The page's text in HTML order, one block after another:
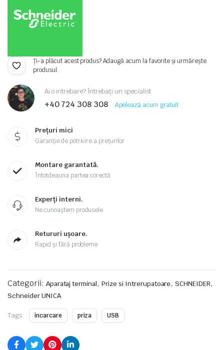
Ți-a plăcut acest produs? Adaugă acum la favorite și urmărește
produsul.
Ai o intrebare? Întrebați un specialist
+40 724 308 308 Apelează acum gratuit
Prețuri mici
Garanție de potrivire a prețurilor
Montare garantată.
Întotdeauna partea corectă
Experți interni.
Ne cunoaștem produsele
Retururi ușoare.
Rapid și fără probleme
Categorii: Aparataj terminal,Prize si Intrerupatoare,SCHNEIDER,
Schneider UNICA
Tags: incarcare priza USB